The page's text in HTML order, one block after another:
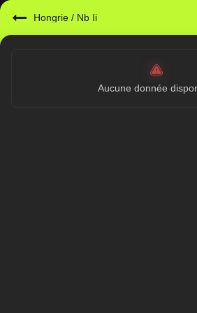
Hongrie / Nb Ii
Aucune donnée